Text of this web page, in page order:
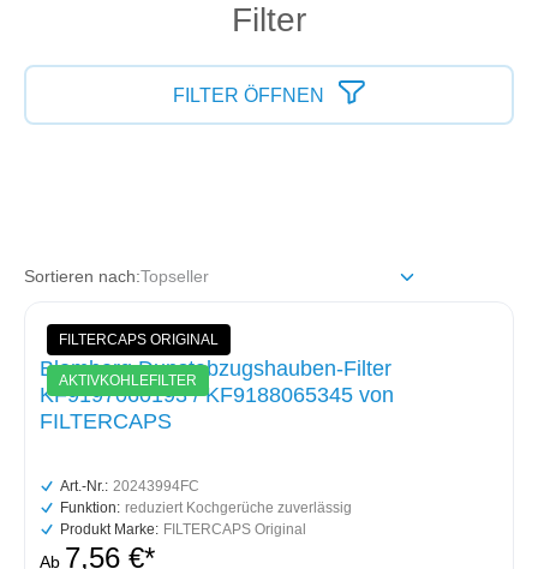
Filter
FILTER ÖFFNEN
Sortieren nach:
FILTERCAPS ORIGINAL
AKTIVKOHLEFILTER
Blomberg Dunstabzugshauben-Filter
KF9197060193 / KF9188065345 von
FILTERCAPS
Art.-Nr.: 20243994FC
Funktion: reduziert Kochgerüche zuverlässig
Produkt Marke: FILTERCAPS Original
Ab 7,56 €*